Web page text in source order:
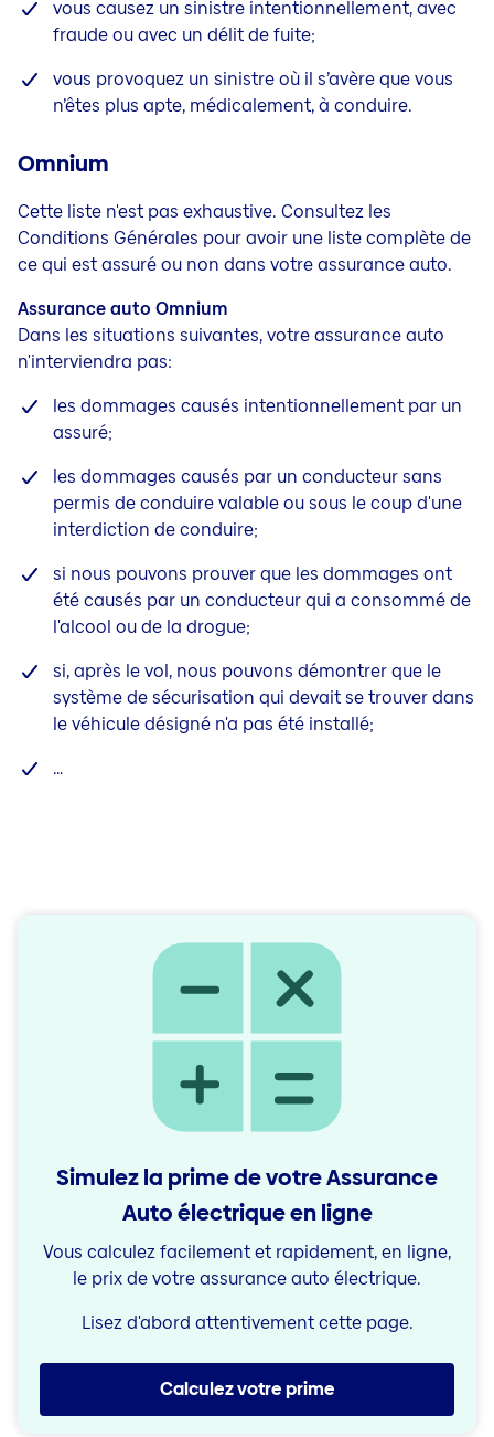
vous causez un sinistre intentionnellement, avec
fraude ou avec un délit de fuite;
vous provoquez un sinistre où il s’avère que vous
n’êtes plus apte, médicalement, à conduire.
Omnium
Cette liste n'est pas exhaustive. Consultez les
Conditions Générales pour avoir une liste complète de
ce qui est assuré ou non dans votre assurance auto.
Assurance auto Omnium
Dans les situations suivantes, votre assurance auto
n'interviendra pas:
les dommages causés intentionnellement par un
assuré;
les dommages causés par un conducteur sans
permis de conduire valable ou sous le coup d'une
interdiction de conduire;
si nous pouvons prouver que les dommages ont
été causés par un conducteur qui a consommé de
l'alcool ou de la drogue;
si, après le vol, nous pouvons démontrer que le
système de sécurisation qui devait se trouver dans
le véhicule désigné n'a pas été installé;
…
Simulez la prime de votre Assurance
Auto électrique en ligne
Vous calculez facilement et rapidement, en ligne,
le prix de votre assurance auto électrique.
Lisez d'abord attentivement cette page.
Calculez votre prime